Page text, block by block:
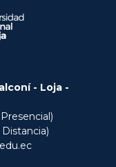
- Loja -